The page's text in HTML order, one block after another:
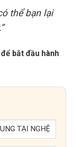
thể bạn lại
bắt đầu hành